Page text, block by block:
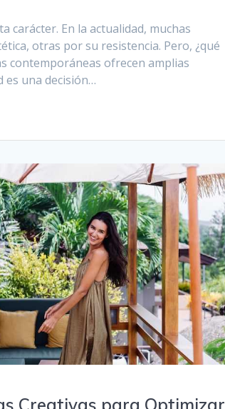
carácter. En la actualidad, muchas
otras por su resistencia. Pero, ¿qué
contemporáneas ofrecen amplias
es una decisión…
Creativas para Optimizar